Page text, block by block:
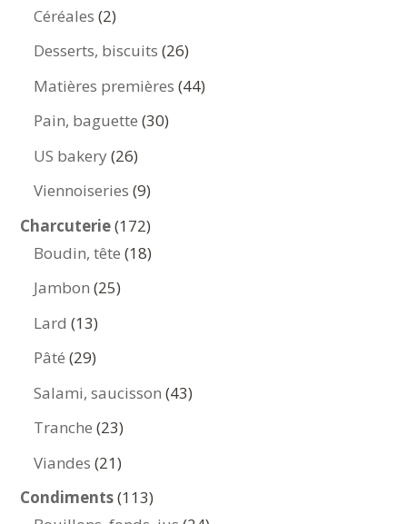
Céréales 22
produits
Desserts, biscuits 2626
produits
Matières premières 4444
Pain, baguette 3030
US bakery 2626
produits
Viennoiseries 99
produits
Charcuterie 172172
produits
Boudin, tête 1818
Jambon 2525
Lard 1313
produits
Pâté 2929
produits
Salami, saucisson 4343
Tranche 2323
produits
Viandes 2121
produits
Condiments 113113